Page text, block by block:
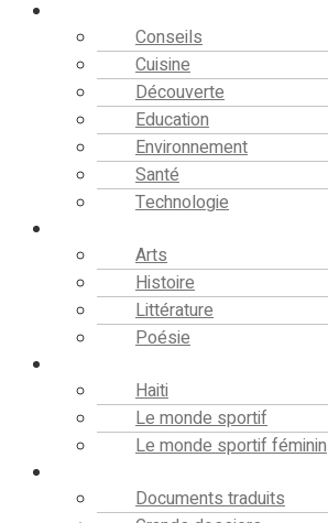
Conseils
Cuisine
Découverte
Education
Environnement
Santé
Technologie
Arts
Histoire
Littérature
Poésie
Haiti
Le monde sportif
Le monde sportif féminin
Documents traduits